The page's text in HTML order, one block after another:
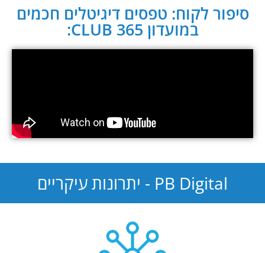
סיפור לקוח: טפסים דיגיטלים חכמים
במועדון CLUB 365:
PB Digital - יתרונות עיקריים